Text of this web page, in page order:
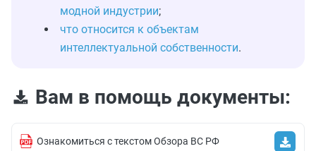
модной индустрии;
что относится к объектам
интеллектуальной собственности.
Вам в помощь документы:
Ознакомиться с текстом Обзора ВС РФ